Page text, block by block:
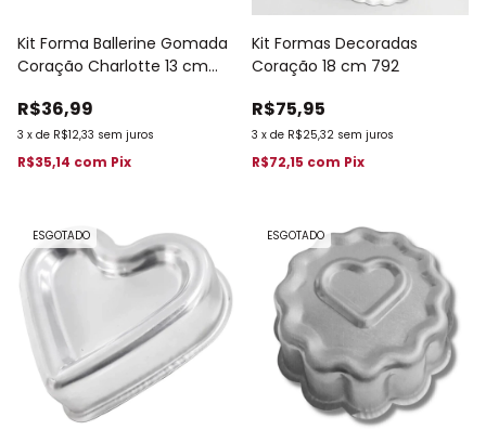
Kit Forma Ballerine Gomada
Coração Charlotte 13 cm
R$36,99
3 x de R$12,33 sem juros
R$35,14 com Pix
Kit Formas Decoradas
Coração 18 cm 792
R$75,95
3 x de R$25,32 sem juros
R$72,15 com Pix
ESGOTADO ESGOTADO